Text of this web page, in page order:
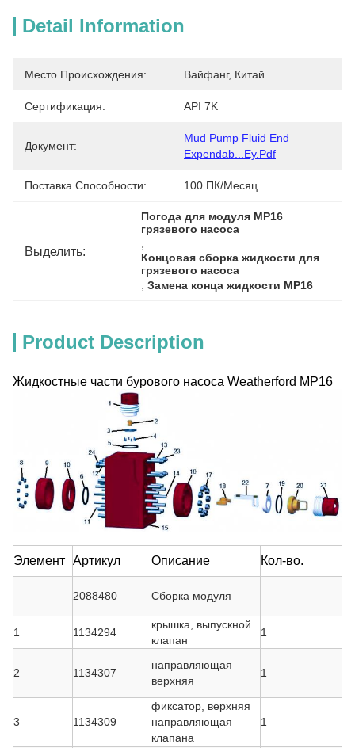
Detail Information
Место Происхождения: Вайфанг, Китай
Сертификация: API 7K
Документ:
Mud Pump Fluid End
Expendab...ey.pdf
Поставка Способности: 100 ПК/месяц
Выделить:
Погода для модуля MP16
грязевого насоса
,
Концовая сборка жидкости для
грязевого насоса
, Замена конца жидкости MP16
Product Description
Жидкостные части бурового насоса Weatherford MP16
Элемент Артикул Описание Кол-во.
2088480 Сборка модуля
1 1134294
крышка, выпускной
клапан
1
2 1134307
направляющая
верхняя
1
3 1134309
фиксатор, верхняя
направляющая
клапана
1